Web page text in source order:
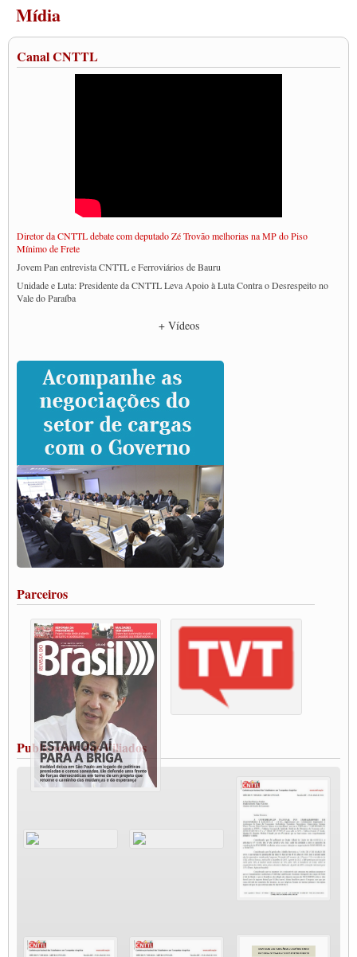
Mídia
Canal CNTTL
Diretor da CNTTL debate com deputado Zé Trovão melhorias na MP do Piso
Mínimo de Frete
Jovem Pan entrevista CNTTL e Ferroviários de Bauru
Unidade e Luta: Presidente da CNTTL Leva Apoio à Luta Contra o Desrespeito no
Vale do Paraíba
Caminhoneiros prometem paralisação e cobram diálogo com Lula
CNTTL e lideranças de caminhoneiros participam de debate sobre saúde nas
rodovias
Paulinho e Litti debatem política global para transporte rodoviário de cargas na
SUTCRA no Uruguai
Grande Conquista da Categoria transporte de Cargas e Caminhoneiros Autonomos
ENCONTRO INTERNACIONAL EM APOIO A CLASSE TRABALHADORA
DO BRASIL E A ELEIÇÃO 2022
Carta às Brasileiras e aos Brasileiros em Defesa do Estado Democrático de Direito
Paulinho, presidente da CNTTL, faz balanço do 3º Congresso da CNTTL
Caminhoneiros aprovam greve a partir do 1º de novembro
Rodoviários de Feira Santana fazem Assembleia para avaliar proposta de reajuste
salarial
Vacina Já: Lockdown de 24 horas dos trabalhadores em transportes está mantido,
Condutores de Guarulhos farão greve sanitária nesta terça-feira (20)
Paralisação dos Caminhoneiros na #BR285, entrocamento que liga o Mercosul ao
Rio Grande
Caminhoneiros bloqueiam duas faixas na Castello Branco e fazem protesto
Modal-Live #13 Aumento da Violência Contra Mulher e o Adoecimento da Classe
Trabalhadora em Tempos de Pandemia
MODAL-LIVE#12 POLÍTICAS PÚBLICAS DE TRANSPORTE PARA A
CLASSE TRABALHADORA E ELEIÇÕES NA PANDEMIA
MODAL-LIVE#11 POLÍTICAS PÚBLICAS DE TRANSPORTE
JUVENTUDE DO TRANSPORTE: POR QUE DEVEMOS NOS ORGANIZAR?
Fabio Primo testa positivo para Coronavírus, mas está bem de saúde
Modal-Live#9 Quais são os direitos dos trabalhador@s que contraem a Covid-19 na
Participe da Campanha Fora Bolsonaro
CNTTL e FECOOTAC apoiam Campanha de testes de COVID-19 para
MODAL-LIVE#8 - Lideranças sindicais da CNTTL, CGTB e dos caminhoneiros
O PAPEL DA ITF E FUTAC NAS LUTAS, EMPREGO, DIREITOS EM
ESCALA GLOBAL E DA DEFESA DA VIDA
+ Vídeos
Parceiros
Publicações dos Filiados